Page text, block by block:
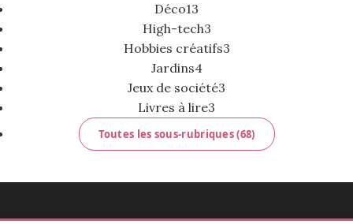
Déco13
High-tech3
Hobbies créatifs3
Jardins4
Jeux de société3
Livres à lire3
Toutes les sous-rubriques (68)